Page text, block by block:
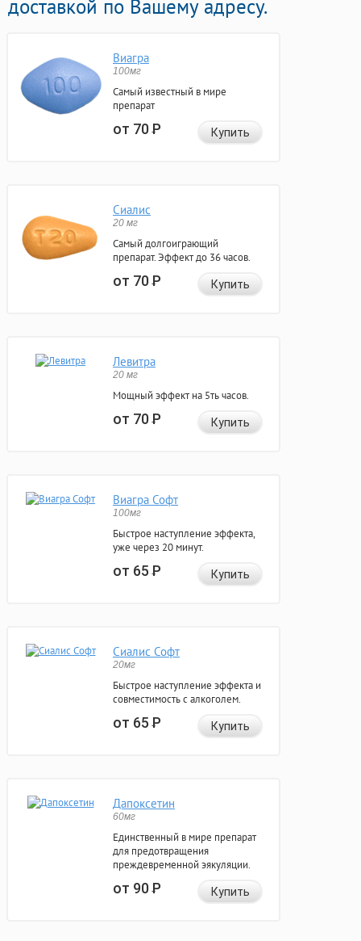
доставкой по Вашему адресу.
Виагра
100мг
Самый известный в мире
препарат
от 70Р Купить
Сиалис
20 мг
Самый долгоиграющий
препарат. Эффект до 36 часов.
от 70Р Купить
Левитра
20 мг
Мощный эффект на 5ть часов.
от 70Р Купить
Виагра Софт
100мг
Быстрое наступление эффекта,
уже через 20 минут.
от 65Р Купить
Сиалис Софт
20мг
Быстрое наступление эффекта и
совместимость с алкоголем.
от 65Р Купить
Дапоксетин
60мг
Единственный в мире препарат
для предотвращения
преждевременной эякуляции.
от 90Р Купить